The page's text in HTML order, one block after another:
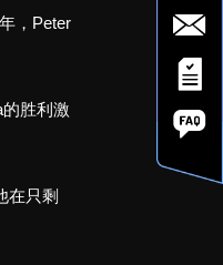
，Peter
胜利激
在只剩